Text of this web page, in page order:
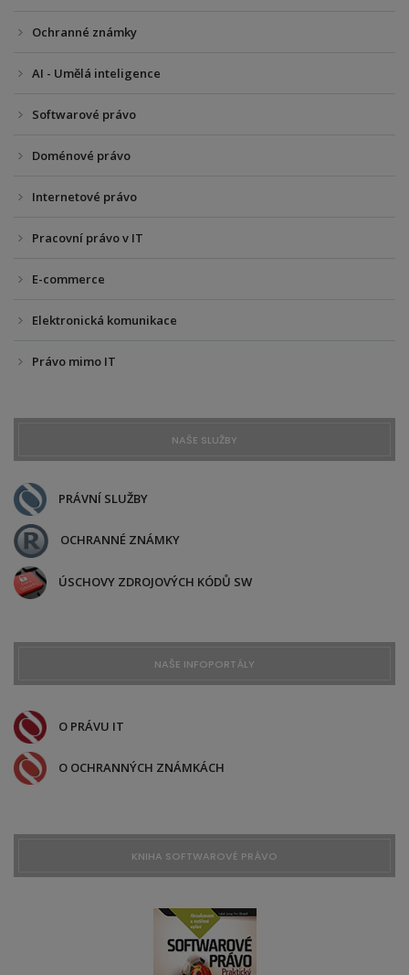
Ochranné známky
AI - Umělá inteligence
Softwarové právo
Doménové právo
Internetové právo
Pracovní právo v IT
E-commerce
Elektronická komunikace
Právo mimo IT
NAŠE SLUŽBY
PRÁVNÍ SLUŽBY
OCHRANNÉ ZNÁMKY
ÚSCHOVY ZDROJOVÝCH KÓDŮ SW
NAŠE INFOPORTÁLY
O PRÁVU IT
O OCHRANNÝCH ZNÁMKÁCH
KNIHA SOFTWAROVÉ PRÁVO